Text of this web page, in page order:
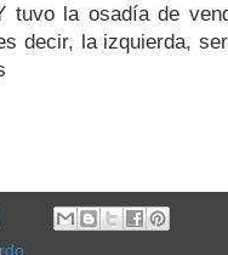
tuvo la osadía de
decir, la izquierda,